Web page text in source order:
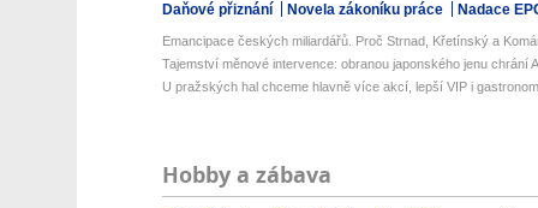
Daňové přiznání Novela zákoníku práce Nadace
Emancipace českých miliardářů. Proč Strnad, Křetínský a
Tajemství měnové intervence: obranou japonského jenu chrání
U pražských hal chceme hlavně více akcí, lepší VIP i
Hobby a zábava